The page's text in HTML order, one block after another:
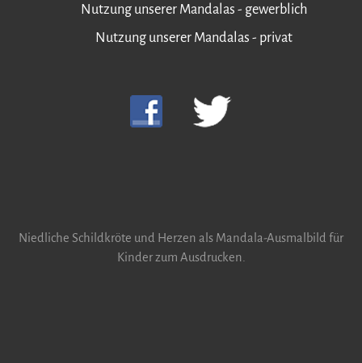
Nutzung unserer Mandalas - gewerblich
Nutzung unserer Mandalas - privat
Niedliche Schildkröte und Herzen als Mandala-Ausmalbild für
Kinder zum Ausdrucken.